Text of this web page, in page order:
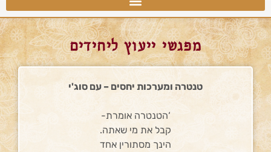
מפגשי ייעוץ ליחידים
טנטרה ומערכות יחסים – עם סוג'י
‘הטנטרה אומרת-
קבל את מי שאתה.
הינך מסתורין אחד